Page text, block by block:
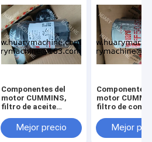
Componentes del
motor CUMMINS,
filtro de aceite
filtro de aceite
XCDM6135N
Mejor precio
Componentes
motor
filtro de
GR135
combustible
Mejor